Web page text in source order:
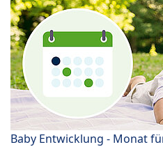
Baby Entwicklung - Monat